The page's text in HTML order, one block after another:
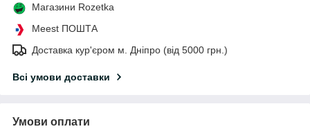
Магазини Rozetka
Meest ПОШТА
Доставка кур'єром м. Дніпро (від 5000 грн.)
Всі умови доставки
Умови оплати